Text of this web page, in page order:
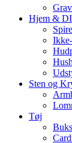
Hjem &
Sten og
Tøj